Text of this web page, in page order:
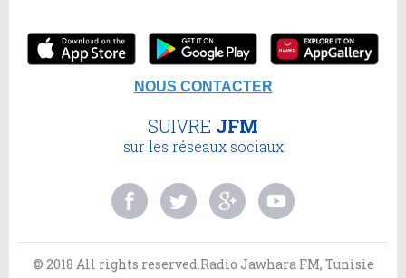
NOUS CONTACTER
SUIVRE JFM
sur les réseaux sociaux
© 2018 All rights reserved.Radio Jawhara FM, Tunisie